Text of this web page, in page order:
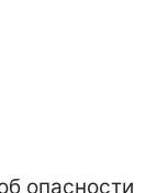
опасности